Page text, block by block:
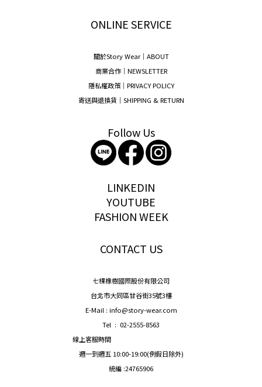
ONLINE SERVICE
關於Story Wear｜ABOUT
商業合作｜NEWSLETTER
隱私權政策｜PRIVACY POLICY
寄送與退換貨｜SHIPPING & RETURN
Follow Us
LINKEDIN
YOUTUBE
FASHION WEEK
CONTACT US
七棵橡樹國際股份有限公司
台北市大同區甘谷街35號3樓
E-Mail : info@story-wear.com
Tel : 02-2555-8563
線上客服時間
週一到週五 10:00-19:00(例假日除外)
統編 :24765906